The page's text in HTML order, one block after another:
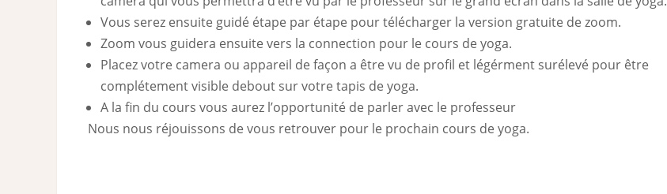
Vous serez ensuite guidé étape par étape pour télécharger la version gratuite de zoom.
Zoom vous guidera ensuite vers la connection pour le cours de yoga.
Placez votre camera ou appareil de façon a être vu de profil et légérment surélevé pour être
complétement visible debout sur votre tapis de yoga.
A la fin du cours vous aurez l’opportunité de parler avec le professeur
Nous nous réjouissons de vous retrouver pour le prochain cours de yoga.